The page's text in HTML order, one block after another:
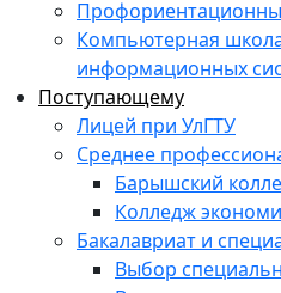
Компьютерная
информационных
Поступающему
Лицей при УлГТУ
Среднее
Барышский
Колледж
Бакалавриат и
Выбор